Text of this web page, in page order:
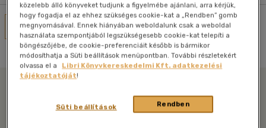
Művei
Nincs találat
Libri
közelebb álló könyveket tudjunk a figyelmébe ajánlani, arra kérjük,
hogy fogadja el az ehhez szükséges cookie-kat a „Rendben” gomb
megnyomásával. Ennek hiányában weboldalunk csak a weboldal
használata szempontjából legszükségesebb cookie-kat telepíti a
böngészőjébe, de cookie-preferenciáit később is bármikor
módosíthatja a Süti beállítások menüpontban. További részletekért
olvassa el a
Libri Könyvkereskedelmi Kft. adatkezelési
tájékoztatóját!
Rendben
Süti beállítások